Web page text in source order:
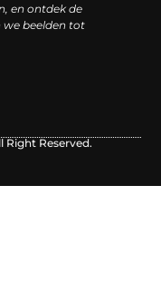
en ontdek de
we beelden tot
Right Reserved.